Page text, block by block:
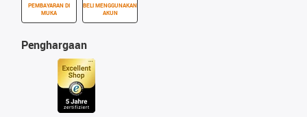
PEMBAYARAN DI
MUKA
BELI MENGGUNAKAN
AKUN
Penghargaan